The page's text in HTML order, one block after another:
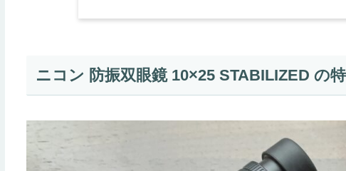
ニコン 防振双眼鏡 10×25 STABILIZED の